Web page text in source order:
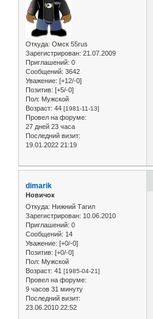
Откуда: Омск 55rus
Зарегистрирован: 21.07.2009
Приглашений: 0
Сообщений: 3642
Уважение: [+12/-0]
Позитив: [+5/-0]
Пол: Мужской
Возраст: 44 [1981-11-13]
Провел на форуме:
27 дней 23 часа
Последний визит:
19.01.2022 21:19
dimarik
Новичок
Откуда: Нижний Тагил
Зарегистрирован: 10.06.2010
Приглашений: 0
Сообщений: 14
Уважение: [+0/-0]
Позитив: [+0/-0]
Пол: Мужской
Возраст: 41 [1985-04-21]
Провел на форуме:
9 часов 31 минуту
Последний визит:
23.06.2010 22:52